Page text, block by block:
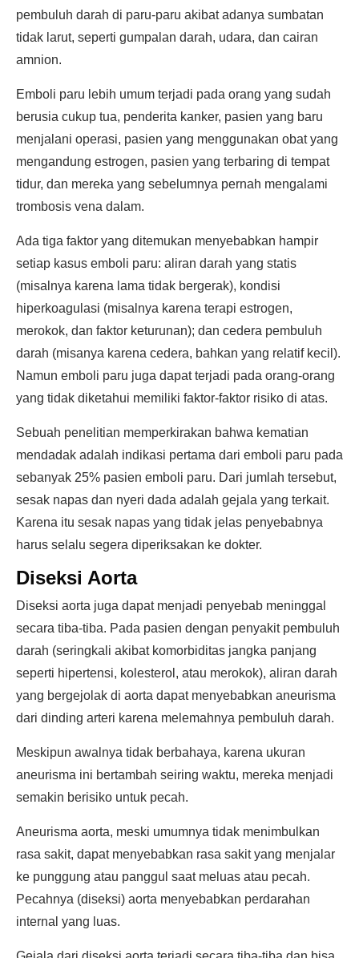
pembuluh darah di paru-paru akibat adanya sumbatan
tidak larut, seperti gumpalan darah, udara, dan cairan
amnion.
Emboli paru lebih umum terjadi pada orang yang sudah
berusia cukup tua, penderita kanker, pasien yang baru
menjalani operasi, pasien yang menggunakan obat yang
mengandung estrogen, pasien yang terbaring di tempat
tidur, dan mereka yang sebelumnya pernah mengalami
trombosis vena dalam.
Ada tiga faktor yang ditemukan menyebabkan hampir
setiap kasus emboli paru: aliran darah yang statis
(misalnya karena lama tidak bergerak), kondisi
hiperkoagulasi (misalnya karena terapi estrogen,
merokok, dan faktor keturunan); dan cedera pembuluh
darah (misanya karena cedera, bahkan yang relatif kecil).
Namun emboli paru juga dapat terjadi pada orang-orang
yang tidak diketahui memiliki faktor-faktor risiko di atas.
Sebuah penelitian memperkirakan bahwa kematian
mendadak adalah indikasi pertama dari emboli paru pada
sebanyak 25% pasien emboli paru. Dari jumlah tersebut,
sesak napas dan nyeri dada adalah gejala yang terkait.
Karena itu sesak napas yang tidak jelas penyebabnya
harus selalu segera diperiksakan ke dokter.
Diseksi Aorta
Diseksi aorta juga dapat menjadi penyebab meninggal
secara tiba-tiba. Pada pasien dengan penyakit pembuluh
darah (seringkali akibat komorbiditas jangka panjang
seperti hipertensi, kolesterol, atau merokok), aliran darah
yang bergejolak di aorta dapat menyebabkan aneurisma
dari dinding arteri karena melemahnya pembuluh darah.
Meskipun awalnya tidak berbahaya, karena ukuran
aneurisma ini bertambah seiring waktu, mereka menjadi
semakin berisiko untuk pecah.
Aneurisma aorta, meski umumnya tidak menimbulkan
rasa sakit, dapat menyebabkan rasa sakit yang menjalar
ke punggung atau panggul saat meluas atau pecah.
Pecahnya (diseksi) aorta menyebabkan perdarahan
internal yang luas.